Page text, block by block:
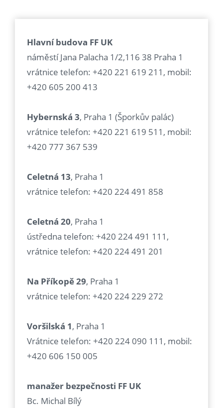
Hlavní budova FF UK
náměstí Jana Palacha 1/2,116 38 Praha 1
vrátnice telefon: +420 221 619 211, mobil:
+420 605 200 413
Hybernská 3, Praha 1 (Šporkův palác)
vrátnice telefon: +420 221 619 511, mobil:
+420 777 367 539
Celetná 13, Praha 1
vrátnice telefon: +420 224 491 858
Celetná 20, Praha 1
ústředna telefon: +420 224 491 111,
vrátnice telefon: +420 224 491 201
Na Příkopě 29, Praha 1
vrátnice telefon: +420 224 229 272
Voršilská 1, Praha 1
Vrátnice telefon: +420 224 090 111, mobil:
+420 606 150 005
manažer bezpečnosti FF UK
Bc. Michal Bílý